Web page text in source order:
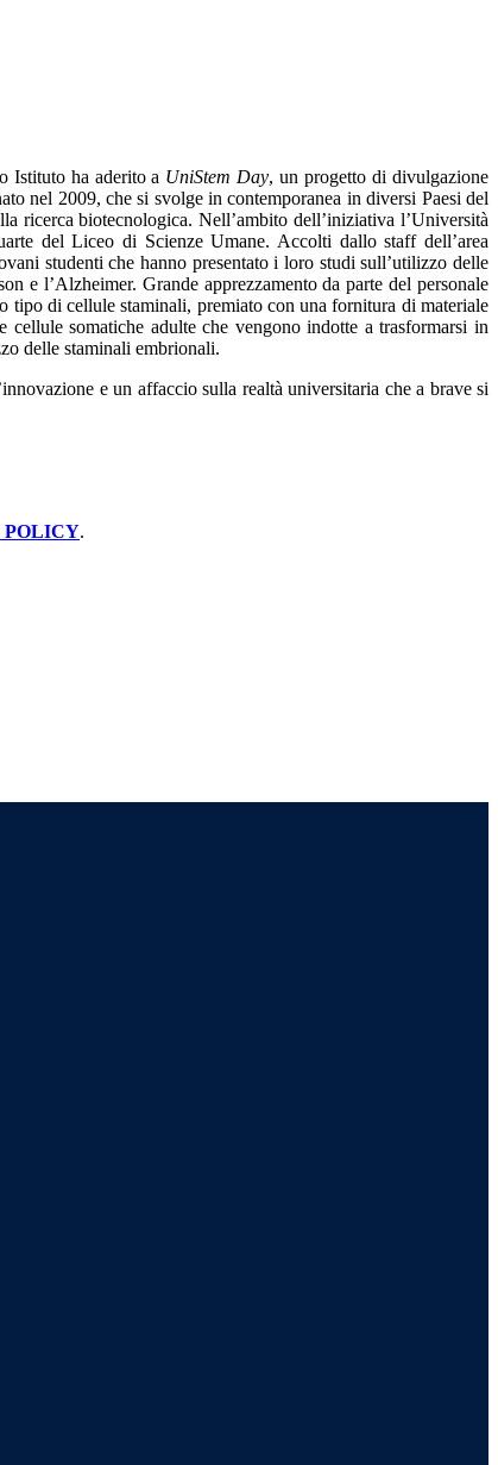
Istituto ha aderito a UniStem Day, un progetto di divulgazione
nel 2009, che si svolge in contemporanea in diversi Paesi del
ricerca biotecnologica. Nell’ambito dell’iniziativa l’Università
del Liceo di Scienze Umane. Accolti dallo staff dell’area
studenti che hanno presentato i loro studi sull’utilizzo delle
e l’Alzheimer. Grande apprezzamento da parte del personale
di cellule staminali, premiato con una fornitura di materiale
cellule somatiche adulte che vengono indotte a trasformarsi in
delle staminali embrionali.
e un affaccio sulla realtà universitaria che a brave si
POLICY.